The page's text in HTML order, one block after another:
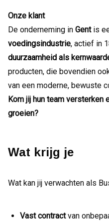
Onze klant
De onderneming in Gentis
voedingsindustrie, actief in
duurzaamheid als
producten, die bovendien
van een moderne, bewuste
Kom jij hun team versterken
groeien?
Wat krijg je
Wat kan jij verwachten als
Vast contractvan